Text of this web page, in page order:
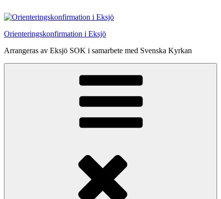
till
Orienteringskonfirmation i Eksjö
Arrangeras av Eksjö SOK i samarbete med Svenska Kyrkan